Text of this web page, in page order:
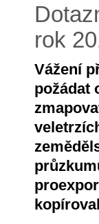
rok
Vážení
požádat